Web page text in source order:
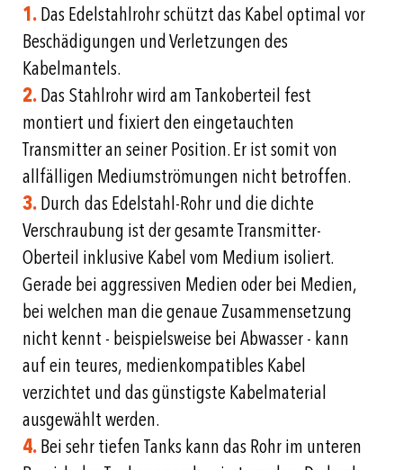
1.Das Edelstahlrohr schützt das Kabel optimal vor
Beschädigungen und Verletzungen des
Kabelmantels.
2.Das Stahlrohr wird am Tankoberteil fest
montiert und fixiert den eingetauchten
Transmitter an seiner Position. Er ist somit von
allfälligen Mediumströmungen nicht betroffen.
3.Durch das Edelstahl-Rohr und die dichte
Verschraubung ist der gesamte Transmitter-
Oberteil inklusive Kabel vom Medium isoliert.
Gerade bei aggressiven Medien oder bei Medien,
bei welchen man die genaue Zusammensetzung
nicht kennt - beispielsweise bei Abwasser - kann
auf ein teures, medienkompatibles Kabel
verzichtet und das günstigste Kabelmaterial
ausgewählt werden.
4.Bei sehr tiefen Tanks kann das Rohr im unteren